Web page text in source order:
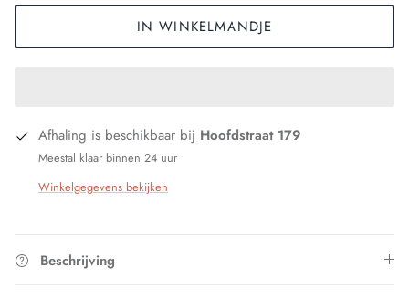
IN WINKELMANDJE
Afhaling is beschikbaar bij Hoofdstraat 179
Meestal klaar binnen 24 uur
Winkelgegevens bekijken
Beschrijving